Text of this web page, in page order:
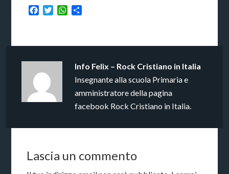
Facebook
TwitterWhatsApp
Info Felix – Rock Cristiano in Italia
Insegnante alla scuola Primaria e
amministratore della pagina
facebook Rock Cristiano in Italia.
Lascia un commento